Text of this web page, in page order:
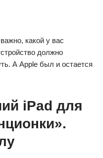
какой у вас
должно
А Apple был и остается
iPad для